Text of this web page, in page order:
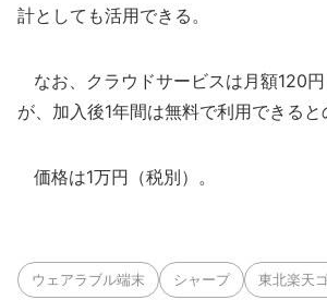
計としても活用できる。
なお、クラウドサービスは月額120
が、加入後1年間は無料で利用できると
価格は1万円（税別）。
ウェアラブル端末 シャープ 東北楽天